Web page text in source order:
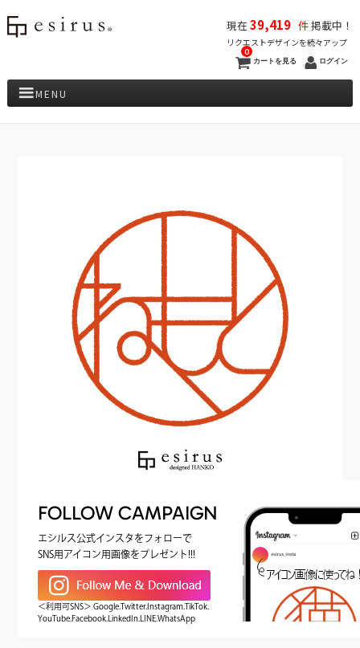
現在39,419 件掲載中！
リクエストデザインを続々アップ
カートを見る
0
ログイン
MENU
FOLLOW CAMPAIGN
エシルス公式インスタをフォローで
SNS用アイコン用画像をプレゼント!!!
＜利用可SNS＞ Google.Twitter.Instagram.TikTok.
YouTube.Facebook.LinkedIn.LINE.WhatsApp